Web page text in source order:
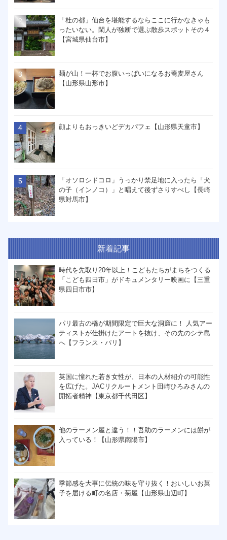
「杜の都」仙台を堪能するならここに行かなきゃも
ったいない。閑人が独断で選ぶ散歩スポットその４
【宮城県仙台市】
麺が山！一杯でお腹いっぱいになるお蕎麦屋さん
【山形県山形市】
顔よりもおっきいどデカパフェ【山形県天童市】
「オソロシドコロ」うっかり禁足地に入ったら「犬
の子（インノコ）」と唱えて後ずさりすべし【長崎
県対馬市】
新着記事
時代を先取り20年以上！こどもたちがまちをつくる
「こども四日市」がドキュメンタリー映画に【三重
県四日市市】
パリ最古の橋が期間限定で巨大な洞窟に！ 人気アー
ティストが仕掛けたアートを抜け、その先のシテ島
へ【フランス・パリ】
英国に憧れた若き女性が、日本の人材紹介の可能性
を広げた。JACリクルートメント田崎ひろみさんの
開拓者精神【東京都千代田区】
他のラーメン屋と違う！！吾助のラーメンには餅が
入っている！【山形県南陽市】
季節感を大事に伝統の味を守り抜く！おいしいお菓
子を届ける町の名店・菊屋【山形県山辺町】